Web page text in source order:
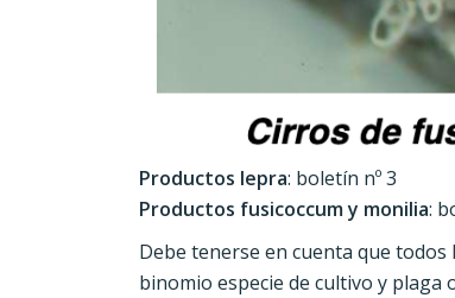
Productos lepra: boletín nº 3
Productos fusicoccum y monilia:
Debe tenerse en cuenta que
binomio especie de cultivo y